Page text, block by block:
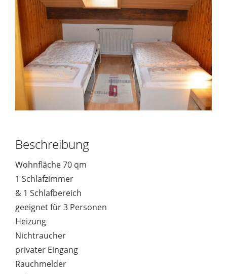
Beschreibung
Wohnfläche 70 qm
1 Schlafzimmer
& 1 Schlafbereich
geeignet für 3 Personen
Heizung
Nichtraucher
privater Eingang
Rauchmelder